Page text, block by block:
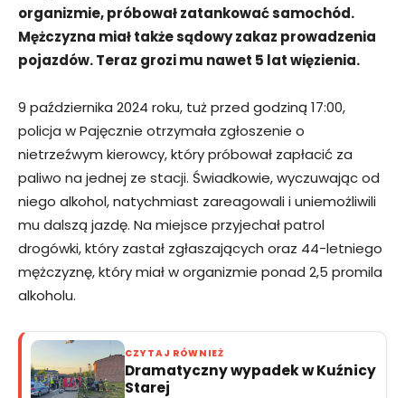
organizmie, próbował zatankować samochód.
Mężczyzna miał także sądowy zakaz prowadzenia
pojazdów. Teraz grozi mu nawet 5 lat więzienia.
9 października 2024 roku, tuż przed godziną 17:00,
policja w Pajęcznie otrzymała zgłoszenie o
nietrzeźwym kierowcy, który próbował zapłacić za
paliwo na jednej ze stacji. Świadkowie, wyczuwając od
niego alkohol, natychmiast zareagowali i uniemożliwili
mu dalszą jazdę. Na miejsce przyjechał patrol
drogówki, który zastał zgłaszających oraz 44-letniego
mężczyznę, który miał w organizmie ponad 2,5 promila
alkoholu.
CZYTAJ RÓWNIEŻ
Dramatyczny wypadek w Kuźnicy
Starej